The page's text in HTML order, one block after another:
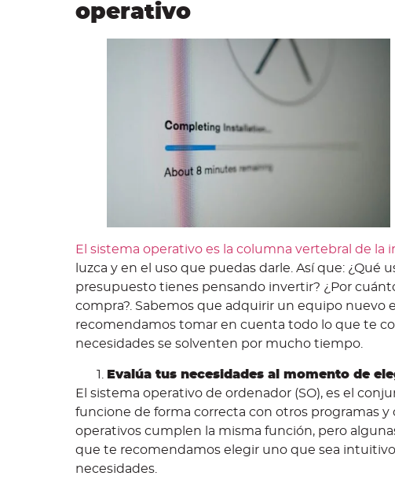
operativo
El sistema operativo es la columna vertebral de la
luzca y en el uso que puedas darle. Así que: ¿Qué
presupuesto tienes pensando invertir? ¿Por
compra?. Sabemos que adquirir un equipo nuevo
recomendamos tomar en cuenta todo lo que te
necesidades se solventen por mucho tiempo.
Evalúa tus necesidades al momento de
El sistema operativo de ordenador (SO), es el
funcione de forma correcta con otros programas y
operativos cumplen la misma función, pero
que te recomendamos elegir uno que sea
necesidades.